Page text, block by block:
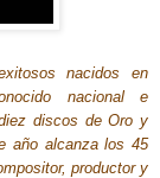
nacidos en
nacional e
discos de Oro y
año alcanza los 45
productor y